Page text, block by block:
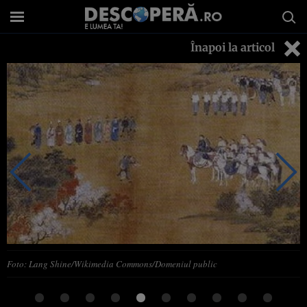
Înapoi la articol
Foto: Lang Shine/Wikimedia Commons/Domeniul public